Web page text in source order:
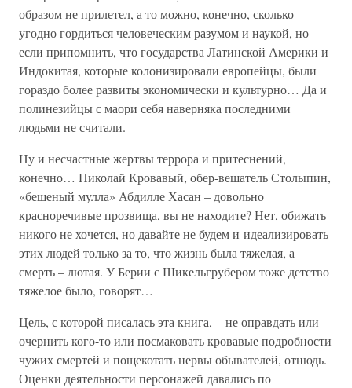
образом не прилетел, а то можно, конечно, сколько
угодно гордиться человеческим разумом и наукой, но
если припомнить, что государства Латинской Америки и
Индокитая, которые колонизировали европейцы, были
гораздо более развиты экономически и культурно… Да и
полинезийцы с маори себя наверняка последними
людьми не считали.
Ну и несчастные жертвы террора и притеснений,
конечно… Николай Кровавый, обер-вешатель Столыпин,
«бешеный мулла» Абдилле Хасан – довольно
красноречивые прозвища, вы не находите? Нет, обижать
никого не хочется, но давайте не будем и идеализировать
этих людей только за то, что жизнь была тяжелая, а
смерть – лютая. У Берии с Шикельгрубером тоже детство
тяжелое было, говорят…
Цель, с которой писалась эта книга, – не оправдать или
очернить кого-то или посмаковать кровавые подробности
чужих смертей и пощекотать нервы обывателей, отнюдь.
Оценки деятельности персонажей давались по